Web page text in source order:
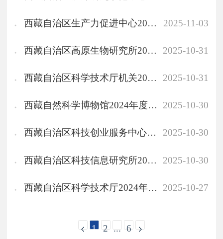
西藏自治区生产力促进中心2024年度部门决算公开报告 2025-11-03
西藏自治区高原生物研究所2024年度部门决算公开报告 2025-10-31
西藏自治区科学技术厅机关2024年度部门决算公开报告 2025-10-31
西藏自然科学博物馆2024年度部门决算公开报告 2025-10-30
西藏自治区科技创业服务中心2024年度部门决算公开报告 2025-10-30
西藏自治区科技信息研究所2024年度部门决算公开报告 2025-10-30
西藏自治区科学技术厅2024年度部门决算公开报告 2025-10-27
1 2 ... 6